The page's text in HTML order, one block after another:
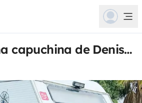
Autocaravana capuchina de DeniseRosa